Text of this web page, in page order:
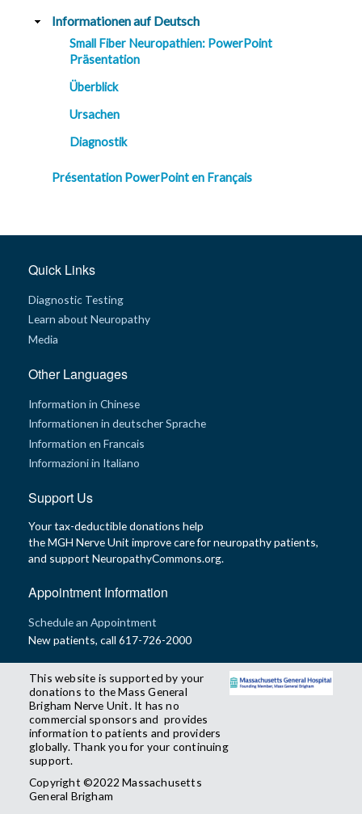
Informationen auf Deutsch
Small Fiber Neuropathien: PowerPoint
Präsentation
Überblick
Ursachen
Diagnostik
Présentation PowerPoint en Français
Quick Links
Diagnostic Testing
Learn about Neuropathy
Media
Other Languages
Information in Chinese
Informationen in deutscher Sprache
Information en Francais
Informazioni in Italiano
Support Us
Your tax-deductible donations help
the MGH Nerve Unit improve care for neuropathy patients,
and support NeuropathyCommons.org.
Appointment Information
Schedule an Appointment
New patients, call 617-726-2000
This website is supported by your
donations to the Mass General
Brigham Nerve Unit. It has no
commercial sponsors and provides
information to patients and providers
globally. Thank you for your continuing
support.
Copyright ©2022 Massachusetts
General Brigham